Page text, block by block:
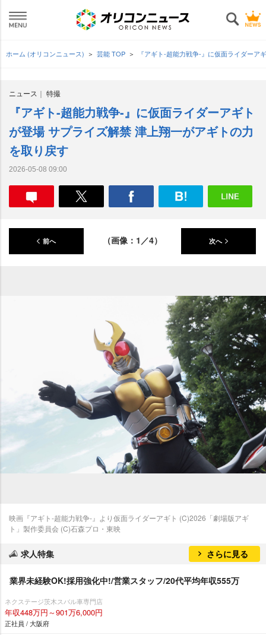
ホーム (オリコンニュース) 芸能 TOP 『アギト-超能力戦争-』に仮面ライダー
ニュース 特撮
『アギト-超能力戦争-』に仮面ライダーアギト
が登場 サプライズ解禁 津上翔一がアギトの力
を取り戻す
2026-05-08 09:00
前へ （画像：1／4） 次へ
映画『アギト-超能力戦争-』より仮面ライダーアギト (C)2026「劇場版アギ
ト」製作委員会 (C)石森プロ・東映
求人特集 さらに見る
業界未経験OK!採用強化中!/営業スタッフ/20代平均年収555万
ネクステージ茨木スバル車専門店
年収448万円～901万6,000円
正社員 / 大阪府